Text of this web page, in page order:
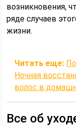
возникновения,
ряде случаев
жизни.
Читать еще:
Ночная
волос в
Все об